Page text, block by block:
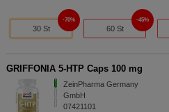
30 St
70%
60 St
45%
GRIFFONIA 5-HTP Caps 100 mg
ZeinPharma Germany
GmbH
07421101